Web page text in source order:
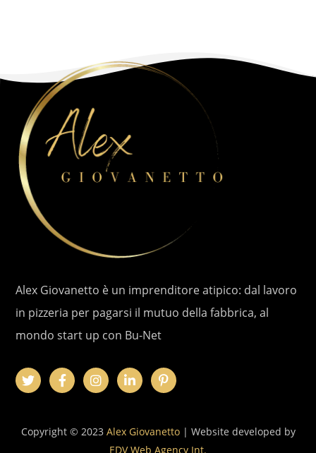
Alex Giovanetto è un imprenditore atipico: dal lavoro
in pizzeria per pagarsi il mutuo della fabbrica, al
mondo start up con Bu-Net
Copyright © 2023 Alex Giovanetto| Website developed by
EDV Web Agency Int.